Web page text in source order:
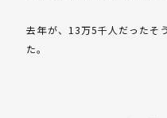
去年が、13万5千人だったそ
た。